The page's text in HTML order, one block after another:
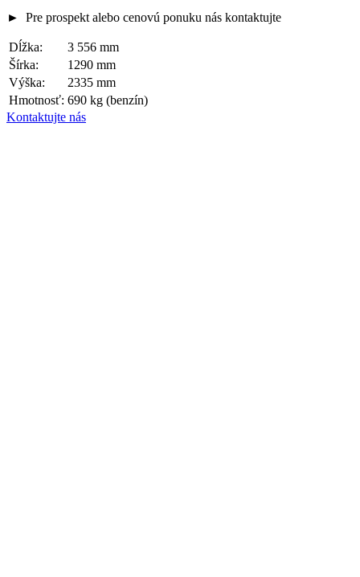
► Pre prospekt alebo cenovú ponuku nás kontaktujte
Dĺžka:
3 556 mm
Šírka:
1290 mm
Výška:
2335 mm
Hmotnosť: 690 kg (benzín)
Kontaktujte nás